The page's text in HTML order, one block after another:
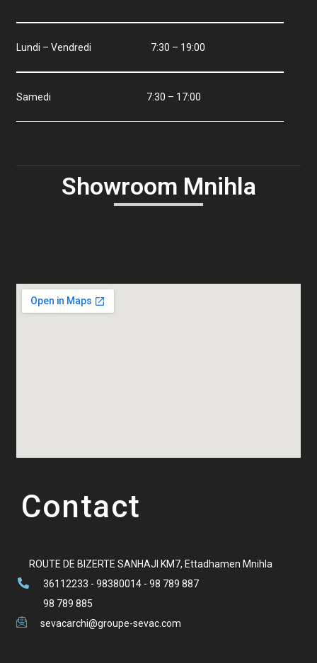
Lundi – Vendredi 7:30 – 19:00
Samedi 7:30 – 17:00
Showroom Mnihla
Contact
ROUTE DE BIZERTE SANHAJI KM7, Ettadhamen Mnihla
36112233 - 98380014 - 98 789 887
98 789 885
sevacarchi@groupe-sevac.com